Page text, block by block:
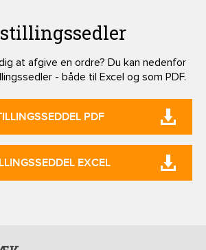
at afgive en ordre? Du kan nedenfor
- både til Excel og som PDF.
PDF
EXCEL